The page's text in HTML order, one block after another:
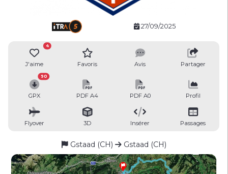
27/09/2025
J'aime
4
Favoris Avis Partager
GPX
90
PDF A4 PDF A0 Profil
Flyover 3D Insérer Passages
Gstaad (CH) Gstaad (CH)